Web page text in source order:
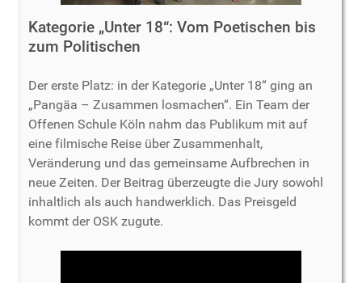
Kategorie „Unter 18“: Vom Poetischen bis
zum Politischen
Der erste Platz: in der Kategorie „Unter 18“ ging an
„Pangäa – Zusammen losmachen“. Ein Team der
Offenen Schule Köln nahm das Publikum mit auf
eine filmische Reise über Zusammenhalt,
Veränderung und das gemeinsame Aufbrechen in
neue Zeiten. Der Beitrag überzeugte die Jury sowohl
inhaltlich als auch handwerklich. Das Preisgeld
kommt der OSK zugute.